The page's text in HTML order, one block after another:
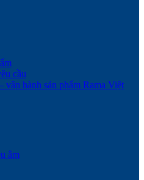
cầu
vận hành sản phẩm Rama Việt
âm